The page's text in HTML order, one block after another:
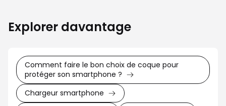
Explorer davantage
Comment faire le bon choix de coque pour
protéger son smartphone ?
Chargeur smartphone